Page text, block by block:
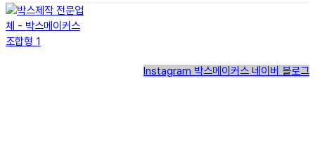
Instagram 박스메이커스 네이버 블로그